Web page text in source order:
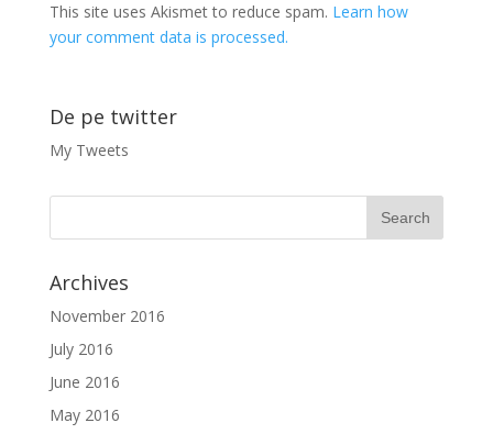
This site uses Akismet to reduce spam. Learn how
your comment data is processed.
De pe twitter
My Tweets
Archives
November 2016
July 2016
June 2016
May 2016